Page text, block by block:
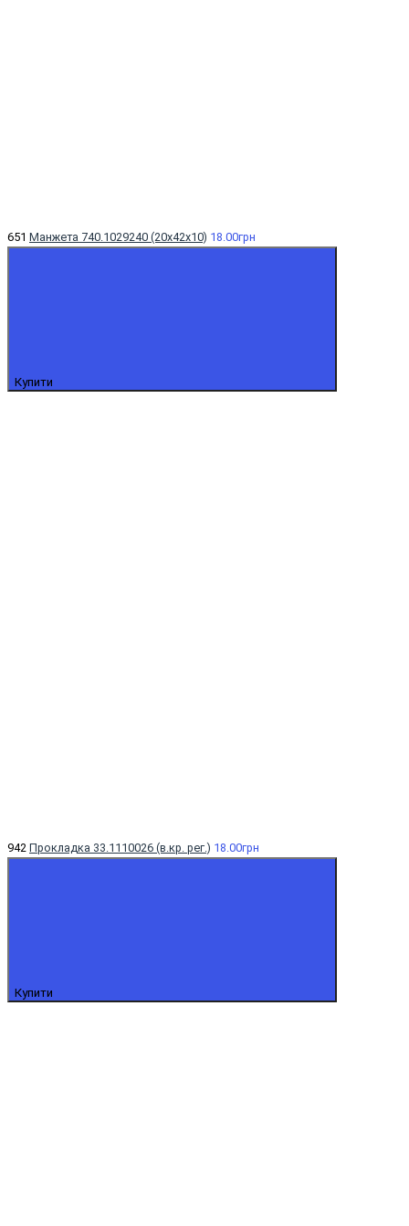
651 Манжета 740.1029240 (20х42х10) 18.00грн
Купити
942 Прокладка 33.1110026 (в.кр. рег.) 18.00грн
Купити